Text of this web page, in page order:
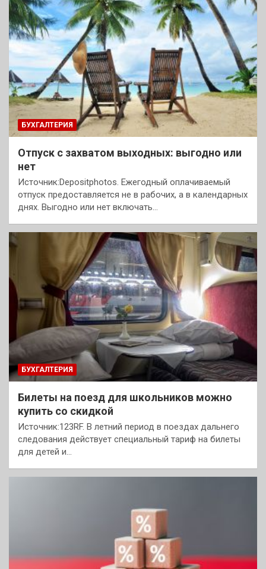
БУХГАЛТЕРИЯ
Отпуск с захватом выходных: выгодно или
нет
Источник:Depositphotos. Ежегодный оплачиваемый
отпуск предоставляется не в рабочих, а в календарных
днях. Выгодно или нет включать…
БУХГАЛТЕРИЯ
Билеты на поезд для школьников можно
купить со скидкой
Источник:123RF. В летний период в поездах дальнего
следования действует специальный тариф на билеты
для детей и…